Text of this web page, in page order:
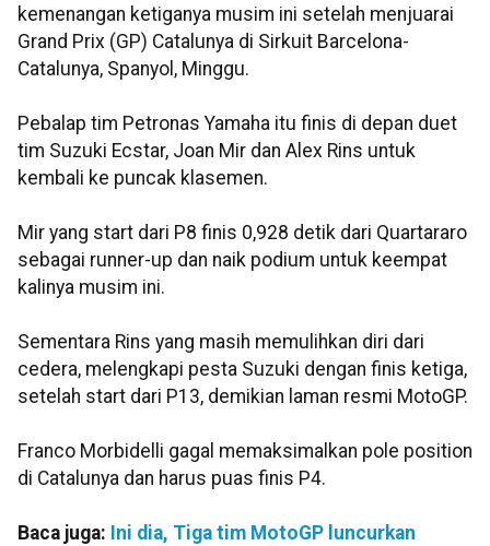
kemenangan ketiganya musim ini setelah menjuarai
Grand Prix (GP) Catalunya di Sirkuit Barcelona-
Catalunya, Spanyol, Minggu.
Pebalap tim Petronas Yamaha itu finis di depan duet
tim Suzuki Ecstar, Joan Mir dan Alex Rins untuk
kembali ke puncak klasemen.
Mir yang start dari P8 finis 0,928 detik dari Quartararo
sebagai runner-up dan naik podium untuk keempat
kalinya musim ini.
Sementara Rins yang masih memulihkan diri dari
cedera, melengkapi pesta Suzuki dengan finis ketiga,
setelah start dari P13, demikian laman resmi MotoGP.
Franco Morbidelli gagal memaksimalkan pole position
di Catalunya dan harus puas finis P4.
Baca juga: Ini dia, Tiga tim MotoGP luncurkan